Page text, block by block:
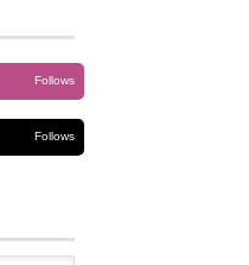
Follows
Follows